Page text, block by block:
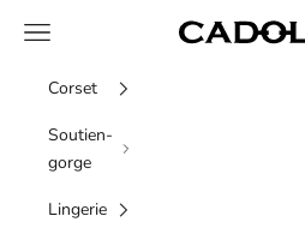
Cadolle
Menu
Corset
Soutien-
gorge
Lingerie